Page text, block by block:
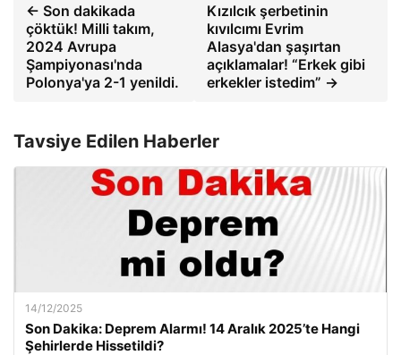
← Son dakikada
çöktük! Milli takım,
2024 Avrupa
Şampiyonası'nda
Polonya'ya 2-1 yenildi.
Kızılcık şerbetinin
kıvılcımı Evrim
Alasya'dan şaşırtan
açıklamalar! “Erkek gibi
erkekler istedim” →
Tavsiye Edilen Haberler
14/12/2025
Son Dakika: Deprem Alarmı! 14 Aralık 2025’te Hangi
Şehirlerde Hissetildi?